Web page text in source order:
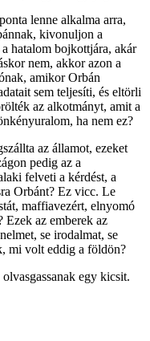
lenne alkalma arra,
kivonuljon a
hatalom bojkottjára, akár
nem, akkor azon a
amikor Orbán
sem teljesíti, és eltörli
az alkotmányt, amit a
ha nem ez?
az államot, ezeket
pedig az a
felveti a kérdést, a
Orbánt? Ez vicc. Le
maffiavezért, elnyomó
Ezek az emberek az
se irodalmat, se
mi volt eddig a földön?
egy kicsit.